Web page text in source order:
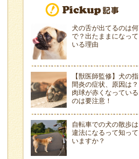
犬の舌が出てるのは何
で？出たままになって
いる理由
【獣医師監修】犬の指
間炎の症状、原因は？
肉球が赤くなっている
のは要注意！
自転車での犬の散歩は
違法になるって知って
いますか？